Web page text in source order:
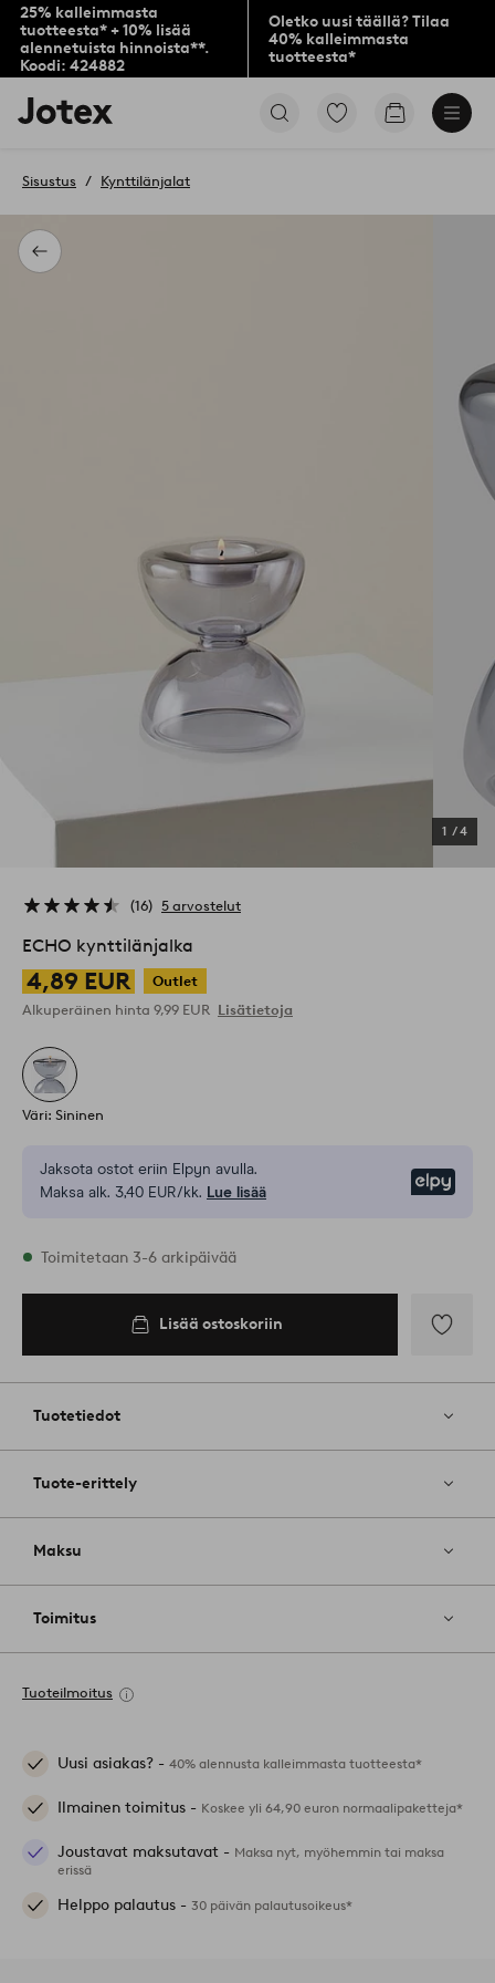
25% kalleimmasta
tuotteesta* + 10% lisää
alennetuista hinnoista**.
Koodi: 424882
Oletko uusi täällä? Tilaa
40% kalleimmasta
tuotteesta*
Jotex-
logo
aloitussivulle
Siirry
Siirry
Takaisin
Sisustus Kynttilänjalat
1 /4
16 5 arvostelut
ECHO kynttilänjalka
4,89 EUR
Outlet
Alkuperäinen hinta 9,99 EUR Lisätietoja
Väri: Sininen
Jaksota ostot eriin Elpyn avulla.
Maksa alk. 3,40 EUR/kk. Lue lisää
Varastossa
Toimitetaan 3-6 arkipäivää
Lisää ostoskoriin
Tuotetiedot
Tuote-erittely
Maksu
Toimitus
Tuoteilmoitus
Uusi asiakas? - 40% alennusta kalleimmasta tuotteesta*
Ilmainen toimitus - Koskee yli 64,90 euron normaalipaketteja*
Joustavat maksutavat - Maksa nyt, myöhemmin tai maksa
erissä
Helppo palautus - 30 päivän palautusoikeus*